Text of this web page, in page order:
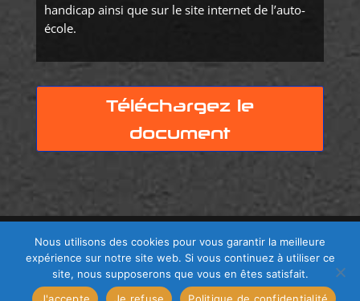
handicap ainsi que sur le site internet de l’auto-
école.
Téléchargez le
document
Tout droits Réservés M'Driving - Copyright © 2022
(photos, design, Textes) - Développé par
Nous utilisons des cookies pour vous garantir la meilleure
expérience sur notre site web. Si vous continuez à utiliser ce
site, nous supposerons que vous en êtes satisfait.
J'accepte
Je refuse Politique de confidentialité